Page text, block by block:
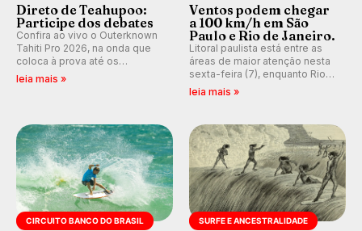
Direto de Teahupoo:
Participe dos debates
Confira ao vivo o Outerknown
Tahiti Pro 2026, na onda que
coloca à prova até os
melhores surfistas do mundo.
Participe dos comentários e
etapas da WSL.
leia mais »
Ventos podem chegar
a 100 km/h em São
Paulo e Rio de Janeiro.
Litoral paulista está entre as
áreas de maior atenção nesta
sexta-feira (7), enquanto Rio
de Janeiro também recebe
alerta para ventos fortes.
km/h em Itanhaém.
leia mais »
CIRCUITO BANCO DO BRASIL SURFE E ANCESTRALIDADE